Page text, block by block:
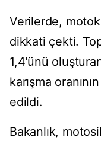
Verilerde,
dikkati çekti.
1,4'ünü
karışma
edildi.
Bakanlık,